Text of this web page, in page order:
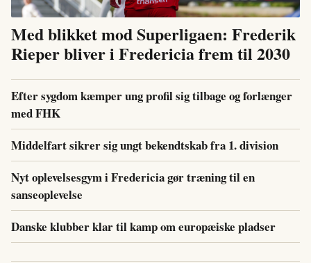
Med blikket mod Superligaen: Frederik
Rieper bliver i Fredericia frem til 2030
Efter sygdom kæmper ung profil sig tilbage og forlænger
med FHK
Middelfart sikrer sig ungt bekendtskab fra 1. division
Nyt oplevelsesgym i Fredericia gør træning til en
sanseoplevelse
Danske klubber klar til kamp om europæiske pladser